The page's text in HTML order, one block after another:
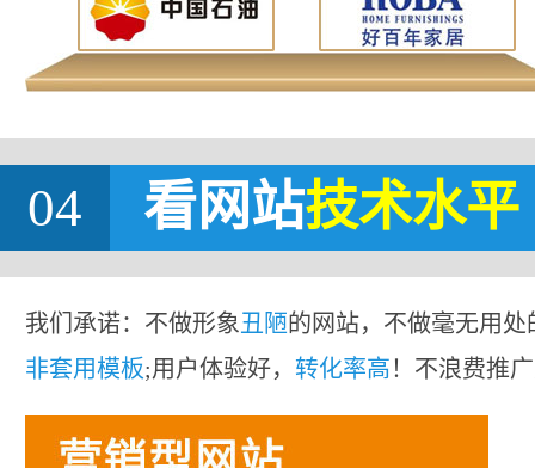
04 看网站技术水平
我们承诺：不做形象丑陋的网站，不做毫无用处
非套用模板;用户体验好， 转化率高！不浪费推